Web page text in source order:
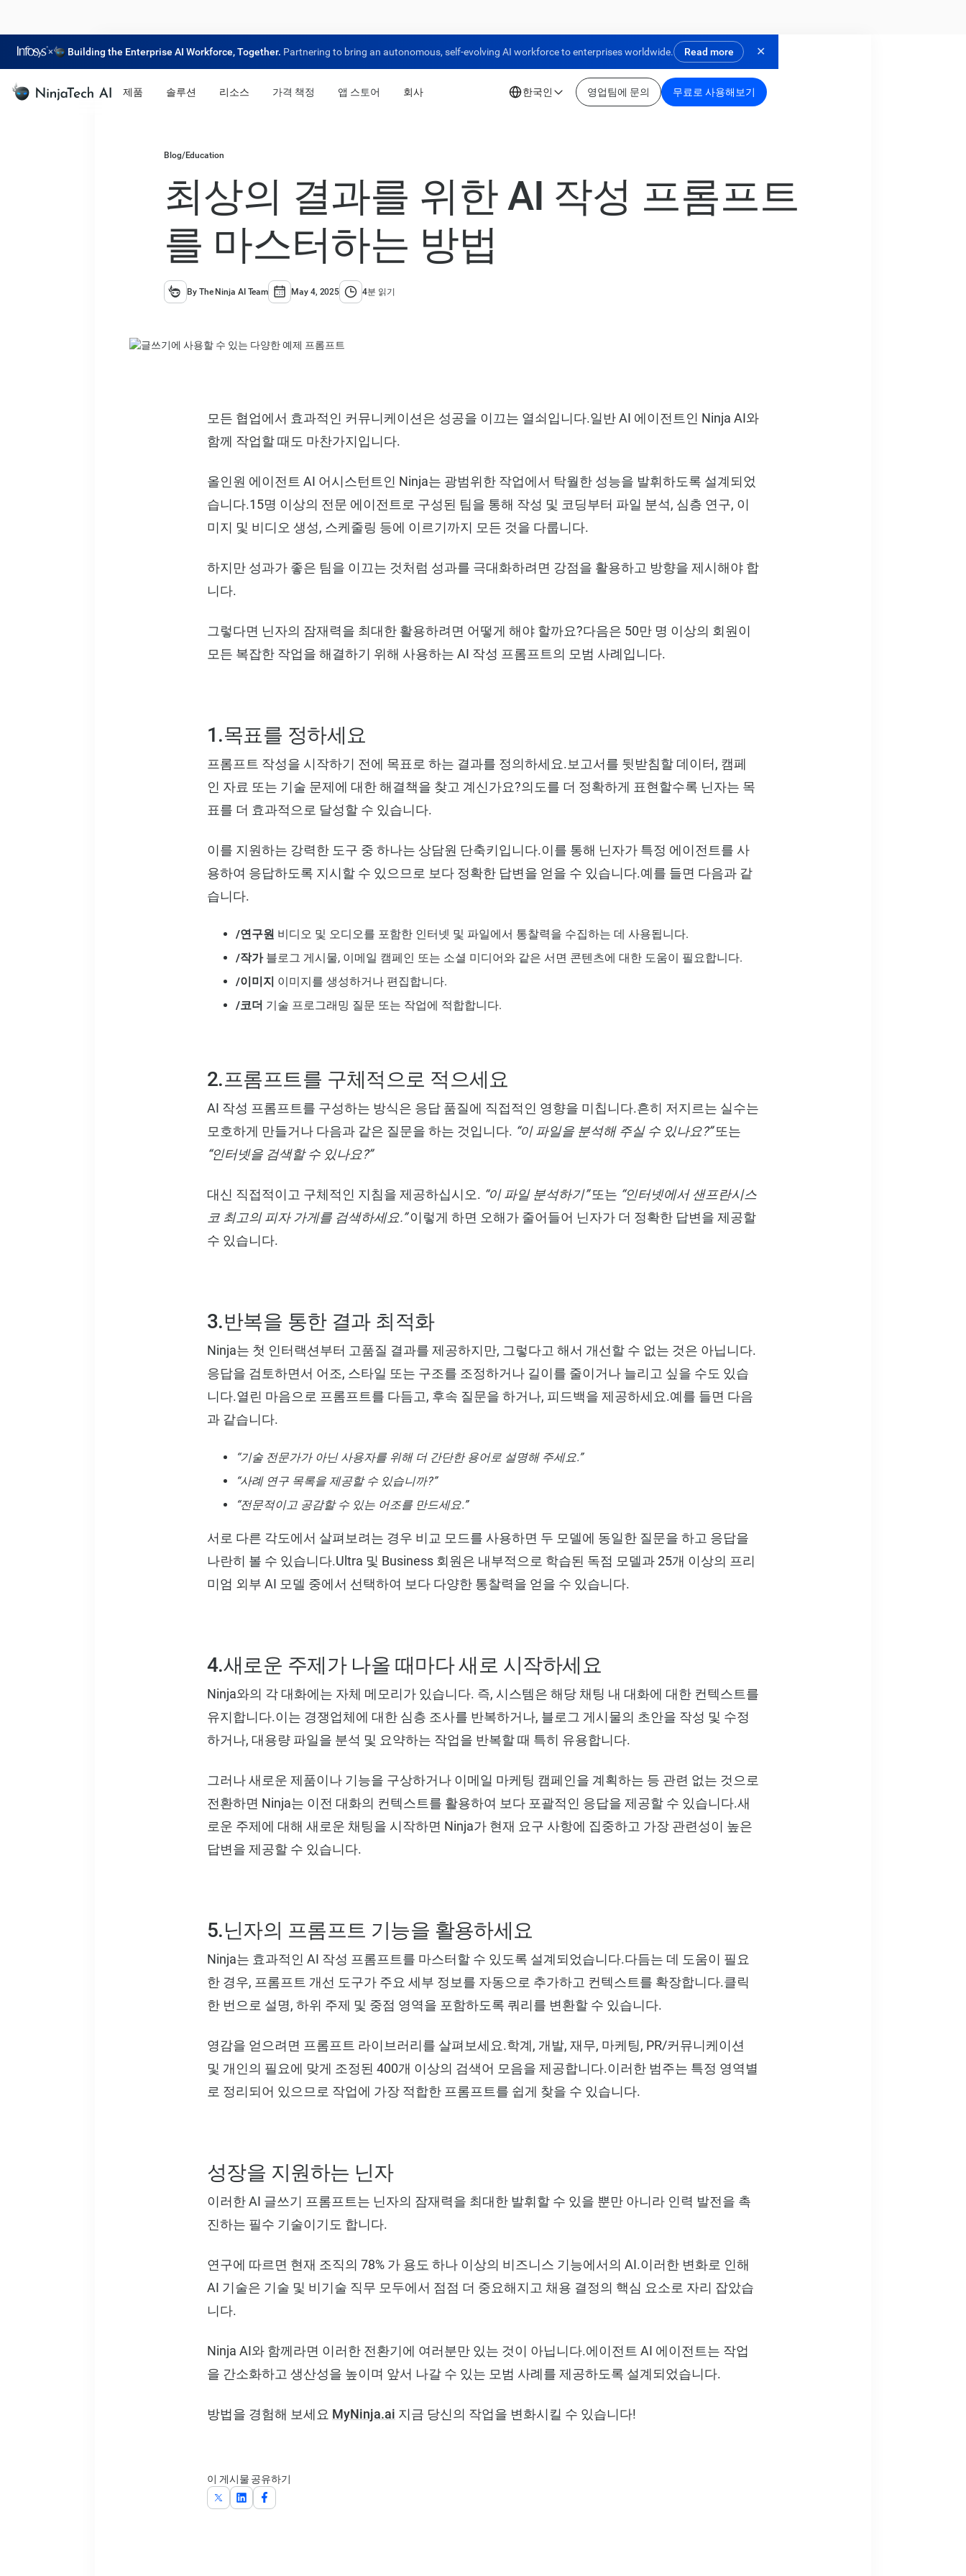
× Building the Enterprise AI Workforce, Together. Partnering to bring an autonomous, self-evolving AI workforce to enterprises worldwide. Read more ✕
제품 솔루션 리소스 가격 책정 앱 스토어 회사 한국인 영업팀에 문의 무료로 사용해보기
Blog/Education
최상의 결과를 위한 AI 작성 프롬프트
를 마스터하는 방법
By The Ninja AI Team May 4, 2025 4분 읽기
모든 협업에서 효과적인 커뮤니케이션은 성공을 이끄는 열쇠입니다.일반 AI 에이전트인 Ninja AI와
함께 작업할 때도 마찬가지입니다.
올인원 에이전트 AI 어시스턴트인 Ninja는 광범위한 작업에서 탁월한 성능을 발휘하도록 설계되었
습니다.15명 이상의 전문 에이전트로 구성된 팀을 통해 작성 및 코딩부터 파일 분석, 심층 연구, 이
미지 및 비디오 생성, 스케줄링 등에 이르기까지 모든 것을 다룹니다.
하지만 성과가 좋은 팀을 이끄는 것처럼 성과를 극대화하려면 강점을 활용하고 방향을 제시해야 합
니다.
그렇다면 닌자의 잠재력을 최대한 활용하려면 어떻게 해야 할까요?다음은 50만 명 이상의 회원이
모든 복잡한 작업을 해결하기 위해 사용하는 AI 작성 프롬프트의 모범 사례입니다.
1.목표를 정하세요
프롬프트 작성을 시작하기 전에 목표로 하는 결과를 정의하세요.보고서를 뒷받침할 데이터, 캠페
인 자료 또는 기술 문제에 대한 해결책을 찾고 계신가요?의도를 더 정확하게 표현할수록 닌자는 목
표를 더 효과적으로 달성할 수 있습니다.
이를 지원하는 강력한 도구 중 하나는 상담원 단축키입니다.이를 통해 닌자가 특정 에이전트를 사
용하여 응답하도록 지시할 수 있으므로 보다 정확한 답변을 얻을 수 있습니다.예를 들면 다음과 같
습니다.
/연구원 비디오 및 오디오를 포함한 인터넷 및 파일에서 통찰력을 수집하는 데 사용됩니다.
/작가블로그 게시물, 이메일 캠페인 또는 소셜 미디어와 같은 서면 콘텐츠에 대한 도움이 필요합니다.
/이미지 이미지를 생성하거나 편집합니다.
/코더 기술 프로그래밍 질문 또는 작업에 적합합니다.
2.프롬프트를 구체적으로 적으세요
AI 작성 프롬프트를 구성하는 방식은 응답 품질에 직접적인 영향을 미칩니다.흔히 저지르는 실수는
모호하게 만들거나 다음과 같은 질문을 하는 것입니다. “이 파일을 분석해 주실 수 있나요?”또는
“인터넷을 검색할 수 있나요?”
대신 직접적이고 구체적인 지침을 제공하십시오. “이 파일 분석하기”또는 “인터넷에서 샌프란시스
코 최고의 피자 가게를 검색하세요.”이렇게 하면 오해가 줄어들어 닌자가 더 정확한 답변을 제공할
수 있습니다.
3.반복을 통한 결과 최적화
Ninja는 첫 인터랙션부터 고품질 결과를 제공하지만, 그렇다고 해서 개선할 수 없는 것은 아닙니다.
응답을 검토하면서 어조, 스타일 또는 구조를 조정하거나 길이를 줄이거나 늘리고 싶을 수도 있습
니다.열린 마음으로 프롬프트를 다듬고, 후속 질문을 하거나, 피드백을 제공하세요.예를 들면 다음
과 같습니다.
“기술 전문가가 아닌 사용자를 위해 더 간단한 용어로 설명해 주세요.”
“사례 연구 목록을 제공할 수 있습니까?”
“전문적이고 공감할 수 있는 어조를 만드세요.”
서로 다른 각도에서 살펴보려는 경우 비교 모드를 사용하면 두 모델에 동일한 질문을 하고 응답을
나란히 볼 수 있습니다.Ultra 및 Business 회원은 내부적으로 학습된 독점 모델과 25개 이상의 프리
미엄 외부 AI 모델 중에서 선택하여 보다 다양한 통찰력을 얻을 수 있습니다.
4.새로운 주제가 나올 때마다 새로 시작하세요
Ninja와의 각 대화에는 자체 메모리가 있습니다. 즉, 시스템은 해당 채팅 내 대화에 대한 컨텍스트를
유지합니다.이는 경쟁업체에 대한 심층 조사를 반복하거나, 블로그 게시물의 초안을 작성 및 수정
하거나, 대용량 파일을 분석 및 요약하는 작업을 반복할 때 특히 유용합니다.
그러나 새로운 제품이나 기능을 구상하거나 이메일 마케팅 캠페인을 계획하는 등 관련 없는 것으로
전환하면 Ninja는 이전 대화의 컨텍스트를 활용하여 보다 포괄적인 응답을 제공할 수 있습니다.새
로운 주제에 대해 새로운 채팅을 시작하면 Ninja가 현재 요구 사항에 집중하고 가장 관련성이 높은
답변을 제공할 수 있습니다.
5.닌자의 프롬프트 기능을 활용하세요
Ninja는 효과적인 AI 작성 프롬프트를 마스터할 수 있도록 설계되었습니다.다듬는 데 도움이 필요
한 경우, 프롬프트 개선 도구가 주요 세부 정보를 자동으로 추가하고 컨텍스트를 확장합니다.클릭
한 번으로 설명, 하위 주제 및 중점 영역을 포함하도록 쿼리를 변환할 수 있습니다.
영감을 얻으려면 프롬프트 라이브러리를 살펴보세요.학계, 개발, 재무, 마케팅, PR/커뮤니케이션
및 개인의 필요에 맞게 조정된 400개 이상의 검색어 모음을 제공합니다.이러한 범주는 특정 영역별
로 정리되어 있으므로 작업에 가장 적합한 프롬프트를 쉽게 찾을 수 있습니다.
성장을 지원하는 닌자
이러한 AI 글쓰기 프롬프트는 닌자의 잠재력을 최대한 발휘할 수 있을 뿐만 아니라 인력 발전을 촉
진하는 필수 기술이기도 합니다.
연구에 따르면 현재 조직의 78% 가 용도 하나 이상의 비즈니스 기능에서의 AI.이러한 변화로 인해
AI 기술은 기술 및 비기술 직무 모두에서 점점 더 중요해지고 채용 결정의 핵심 요소로 자리 잡았습
니다.
Ninja AI와 함께라면 이러한 전환기에 여러분만 있는 것이 아닙니다.에이전트 AI 에이전트는 작업
을 간소화하고 생산성을 높이며 앞서 나갈 수 있는 모범 사례를 제공하도록 설계되었습니다.
방법을 경험해 보세요 MyNinja.ai 지금 당신의 작업을 변화시킬 수 있습니다!
이 게시물 공유하기